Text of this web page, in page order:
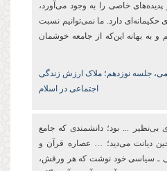
خاصی را به وجود می‌آورد،
دارد. ما نمی‌توانیم نسبت
و به بهانه این‌که از جامعه خوشمان
جلسه نوزدهم؛‌ ملاک ارزش زندگی
اجتماعی در اسلام
بى‌‏نظیر ... بود؛ دانشمندى كه جامع
دیانت مى‏‌دید؛ … عصاره قرآن و
ـ سیاسى خود نوشت كه هر ورقش،